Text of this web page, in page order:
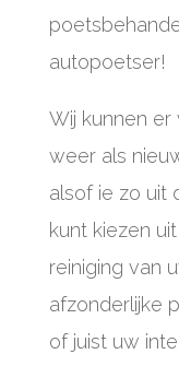
autopoetser!
Wij kunnen
weer als
alsof ie zo uit
kunt kiezen
reiniging van
afzonderlijke
of juist uw